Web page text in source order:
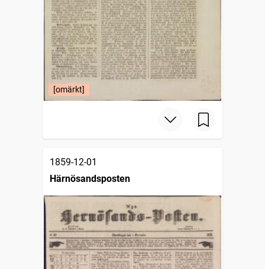
[omärkt]
1859-12-01
Härnösandsposten